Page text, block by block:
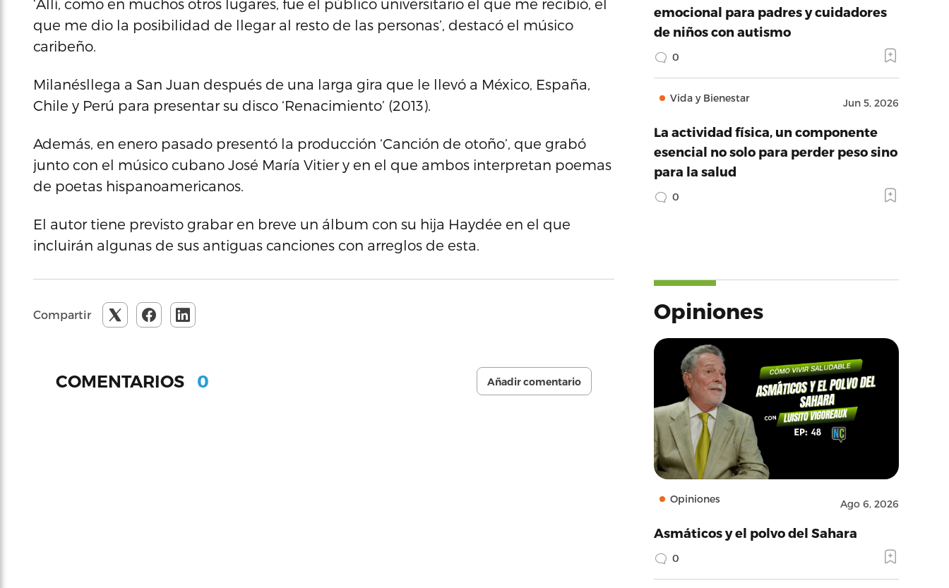
‘Allí, como en muchos otros lugares, fue el público universitario el que me recibió, el
que me dio la posibilidad de llegar al resto de las personas’, destacó el músico
caribeño.
Milanésllega a San Juan después de una larga gira que le llevó a México, España,
Chile y Perú para presentar su disco ‘Renacimiento’ (2013).
Además, en enero pasado presentó la producción ‘Canción de otoño’, que grabó
junto con el músico cubano José María Vitier y en el que ambos interpretan poemas
de poetas hispanoamericanos.
El autor tiene previsto grabar en breve un álbum con su hija Haydée en el que
incluirán algunas de sus antiguas canciones con arreglos de esta.
Compartir
COMENTARIOS 0 Añadir comentario
emocional para padres y cuidadores
de niños con autismo
0
Vida y Bienestar Jun 5, 2026
La actividad física, un componente
esencial no solo para perder peso sino
para la salud
0
Opiniones
Opiniones Ago 6, 2026
Asmáticos y el polvo del Sahara
0